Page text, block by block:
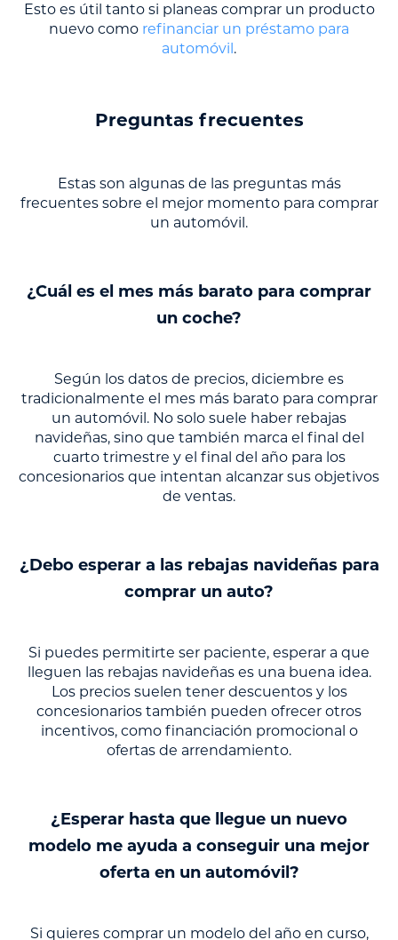
Esto es útil tanto si planeas comprar un producto
nuevo como refinanciar un préstamo para
automóvil .
Preguntas frecuentes
Estas son algunas de las preguntas más
frecuentes sobre el mejor momento para comprar
un automóvil.
¿Cuál es el mes más barato para comprar
un coche?
Según los datos de precios, diciembre es
tradicionalmente el mes más barato para comprar
un automóvil. No solo suele haber rebajas
navideñas, sino que también marca el final del
cuarto trimestre y el final del año para los
concesionarios que intentan alcanzar sus objetivos
de ventas.
¿Debo esperar a las rebajas navideñas para
comprar un auto?
Si puedes permitirte ser paciente, esperar a que
lleguen las rebajas navideñas es una buena idea.
Los precios suelen tener descuentos y los
concesionarios también pueden ofrecer otros
incentivos, como financiación promocional o
ofertas de arrendamiento.
¿Esperar hasta que llegue un nuevo
modelo me ayuda a conseguir una mejor
oferta en un automóvil?
Si quieres comprar un modelo del año en curso,